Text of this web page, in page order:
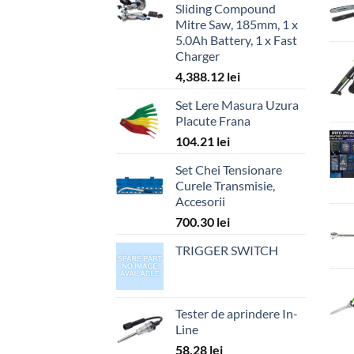
Sliding Compound
Mitre Saw, 185mm, 1 x
5.0Ah Battery, 1 x Fast
Charger
4,388.12 lei
Set Lere Masura Uzura
Placute Frana
104.21 lei
Set Chei Tensionare
Curele Transmisie,
Accesorii
700.30 lei
TRIGGER SWITCH
Tester de aprindere In-
Line
58.28 lei